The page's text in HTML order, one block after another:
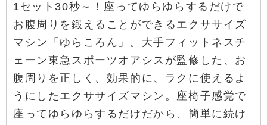
1セット30秒～！座ってゆらゆらするだけで
お腹周りを鍛えることができるエクササイズ
マシン「ゆらころん」。大手フィットネスチ
ェーン東急スポーツオアシスが監修した、お
腹周りを正しく、効果的に、ラクに使えるよ
うにしたエクササイズマシン。座椅子感覚で
座ってゆらゆらするだけだから、簡単に続け